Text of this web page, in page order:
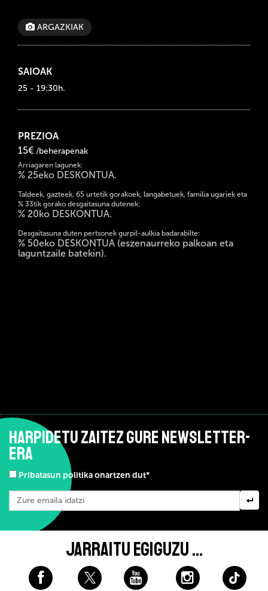
ARGAZKIAK
SAIOAK
25 - 19:30h.
PREZIOA
15€ /beherapenak
Arriagaren lagunek:
% 25eko DESKONTUA.
Taldeek, gazteek, 65 urtetik gorakoek, langabetuek, familia ugariek eta
% 33tik gorako desgaitasuna dutenek:
% 20ko DESKONTUA.
Desgaitasuna duten pertsonek gurpil-aulkia badarabilte:
% 50eko DESKONTUA (eszenaurreko palkoan eta
laguntzaile batekin).
HARPIDETU ZAITEZ GURE NEWSLETTER-
ERA
Pribatasun politika onartzen dut*
JARRAITU EGIGUZU ...